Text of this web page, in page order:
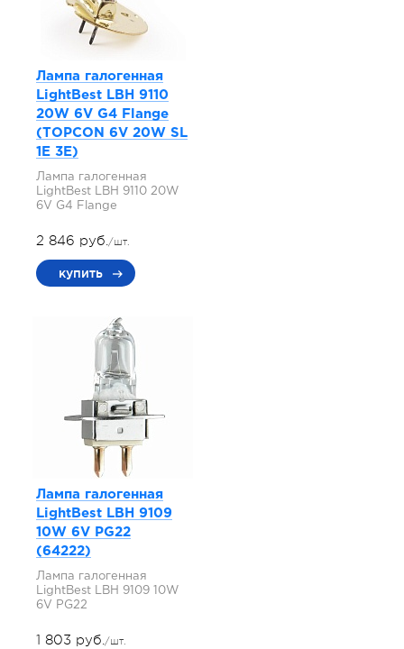
Лампа галогенная
LightBest LBH 9110
20W 6V G4 Flange
(TOPCON 6V 20W SL
1E 3E)
Лампа галогенная
LightBest LBH 9110 20W
6V G4 Flange
2 846 руб./шт.
купить
Лампа галогенная
LightBest LBH 9109
10W 6V PG22
(64222)
Лампа галогенная
LightBest LBH 9109 10W
6V PG22
1 803 руб./шт.